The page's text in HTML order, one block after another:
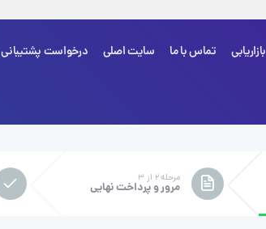
بازاریابی تماس با ما سایت اصلی درخواست پشتیبانی
مرحله ۲ از ۳
مرور و پرداخت نهایی